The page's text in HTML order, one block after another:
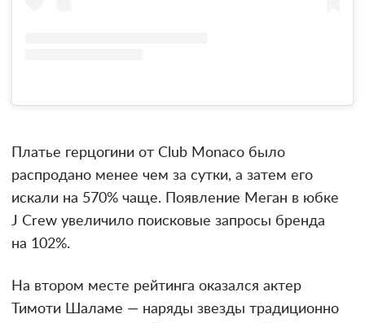
Платье герцогини от Club Monaco было
распродано менее чем за сутки, а затем его
искали на 570% чаще. Появление Меган в юбке
J Crew увеличило поисковые запросы бренда
на 102%.
На втором месте рейтинга оказался актер
Тимоти Шаламе — наряды звезды традиционно